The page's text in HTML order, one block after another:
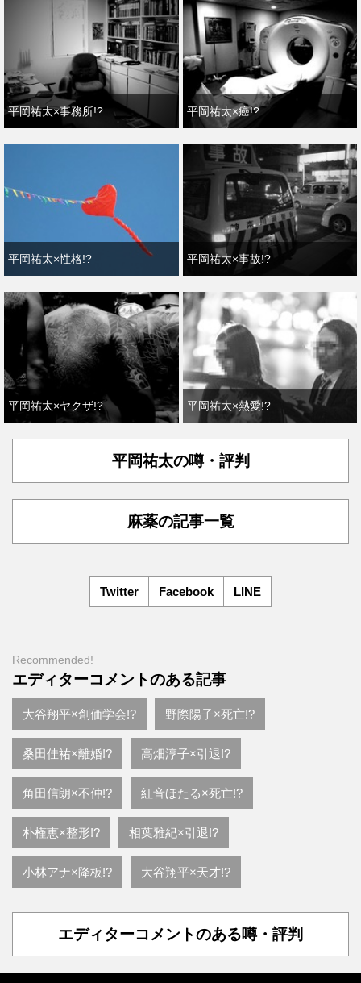
平岡祐太×事務所!? 平岡祐太×癌!?
平岡祐太×性格!? 平岡祐太×事故!?
平岡祐太×ヤクザ!? 平岡祐太×熱愛!?
平岡祐太の噂・評判
麻薬の記事一覧
Twitter Facebook LINE
Recommended!
エディターコメントのある記事
大谷翔平×創価学会!? 野際陽子×死亡!?
桑田佳祐×離婚!? 高畑淳子×引退!?
角田信朗×不仲!? 紅音ほたる×死亡!?
朴槿恵×整形!? 相葉雅紀×引退!?
小林アナ×降板!? 大谷翔平×天才!?
エディターコメントのある噂・評判